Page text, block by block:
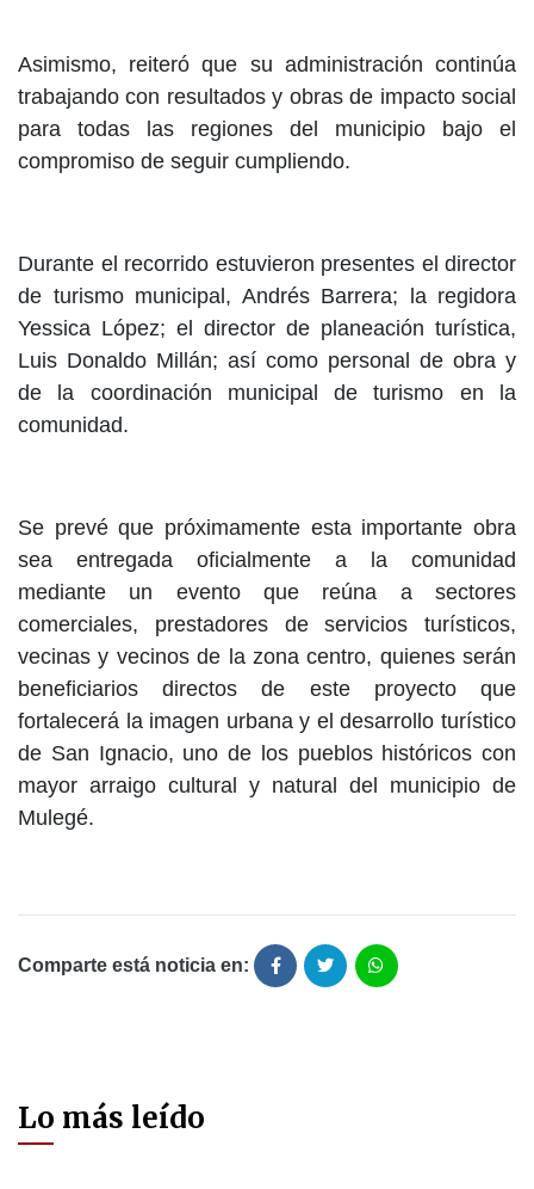
Asimismo, reiteró que su administración continúa
trabajando con resultados y obras de impacto social
para todas las regiones del municipio bajo el
compromiso de seguir cumpliendo.
Durante el recorrido estuvieron presentes el director
de turismo municipal, Andrés Barrera; la regidora
Yessica López; el director de planeación turística,
Luis Donaldo Millán; así como personal de obra y
de la coordinación municipal de turismo en la
comunidad.
Se prevé que próximamente esta importante obra
sea entregada oficialmente a la comunidad
mediante un evento que reúna a sectores
comerciales, prestadores de servicios turísticos,
vecinas y vecinos de la zona centro, quienes serán
beneficiarios directos de este proyecto que
fortalecerá la imagen urbana y el desarrollo turístico
de San Ignacio, uno de los pueblos históricos con
mayor arraigo cultural y natural del municipio de
Mulegé.
Comparte está noticia en:
Lo más leído